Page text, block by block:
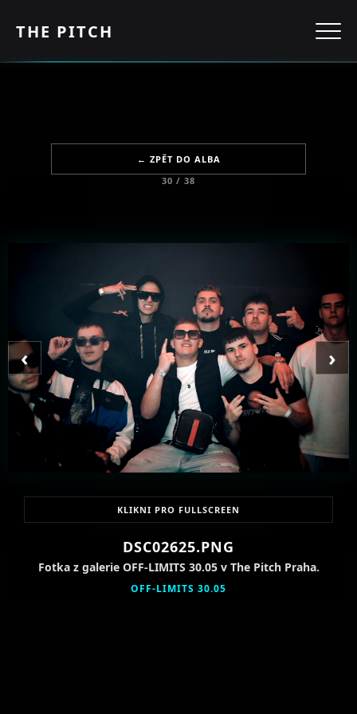
THE PITCH
← ZPĚT DO ALBA
30 / 38
‹ ›
KLIKNI PRO FULLSCREEN
DSC02625.PNG
Fotka z galerie OFF-LIMITS 30.05 v The Pitch Praha.
OFF-LIMITS 30.05